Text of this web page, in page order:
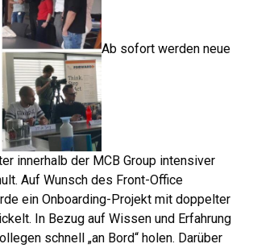
Ab sofort werden neue
innerhalb der MCB Group intensiver
Auf Wunsch des Front-Office
ein Onboarding-Projekt mit doppelter
In Bezug auf Wissen und Erfahrung
schnell „an Bord“ holen. Darüber